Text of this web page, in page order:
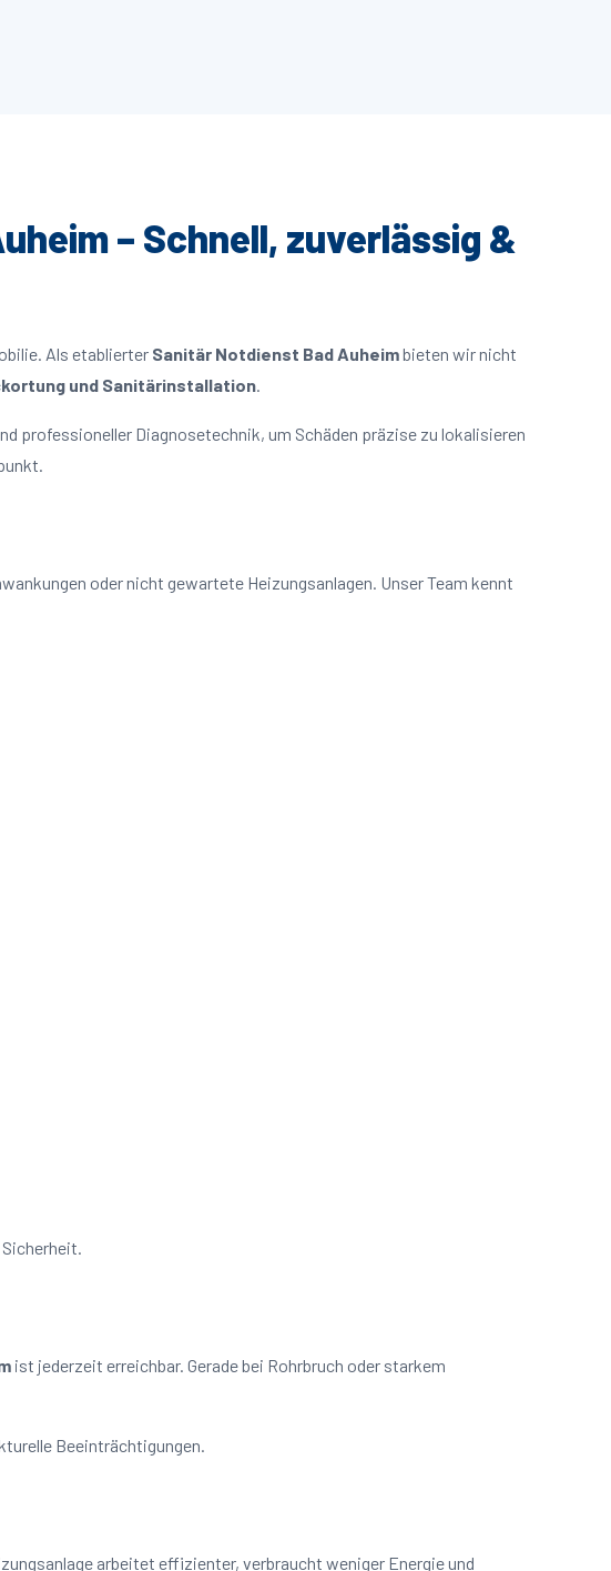
– Schnell, zuverlässig &
Als etablierter Sanitär Notdienst Bad Auheimbieten wir nicht
und Sanitärinstallation.
professioneller Diagnosetechnik, um Schäden präzise zu lokalisieren
oder nicht gewartete Heizungsanlagen. Unser Team kennt
ist jederzeit erreichbar. Gerade bei Rohrbruch oder starkem
Beeinträchtigungen.
arbeitet effizienter, verbraucht weniger Energie und